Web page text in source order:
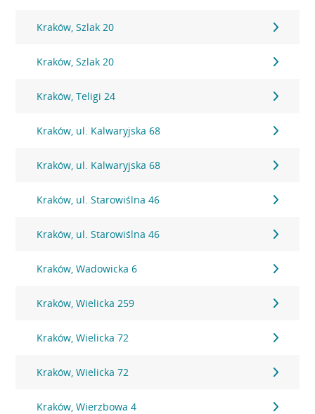
Kraków, Szlak 20
Kraków, Szlak 20
Kraków, Teligi 24
Kraków, ul. Kalwaryjska 68
Kraków, ul. Kalwaryjska 68
Kraków, ul. Starowiślna 46
Kraków, ul. Starowiślna 46
Kraków, Wadowicka 6
Kraków, Wielicka 259
Kraków, Wielicka 72
Kraków, Wielicka 72
Kraków, Wierzbowa 4